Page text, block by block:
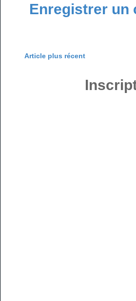
Enregistrer un
Article plus récent